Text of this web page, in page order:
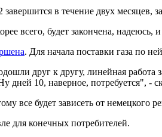
в течение двух
всего, будет закончена, надеюсь,
. Для начала поставки газа по
друг к другу, линейная
дней 10, наверное, потребуется", -
все будет зависеть от немецкого
для конечных потребителей.